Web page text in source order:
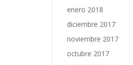
enero 2018
diciembre 2017
noviembre 2017
octubre 2017